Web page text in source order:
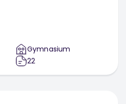
Gymnasium
22